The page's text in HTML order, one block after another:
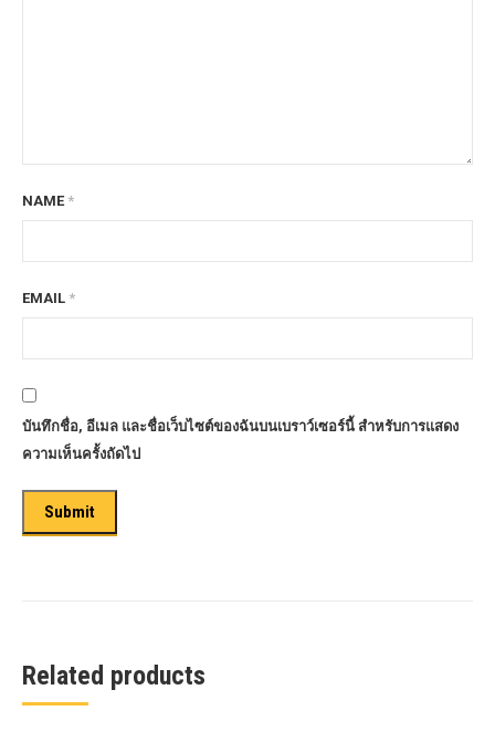
NAME *
EMAIL *
บันทึกชื่อ, อีเมล และชื่อเว็บไซต์ของฉันบนเบราว์เซอร์นี้ สำหรับการแสดง
ความเห็นครั้งถัดไป
Related products